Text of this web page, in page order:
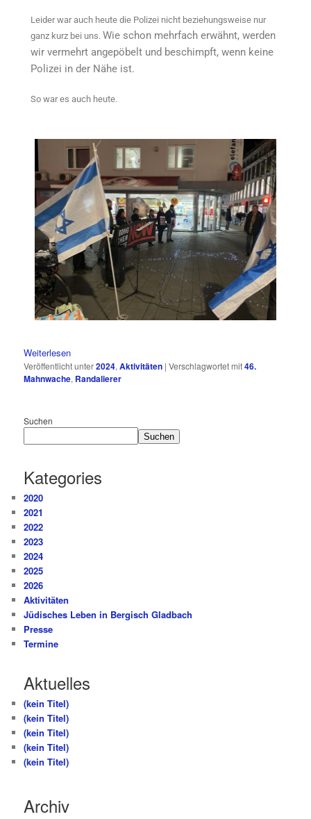
Leider war auch heute die Polizei nicht beziehungsweise nur
ganz kurz bei uns.Wie schon mehrfach erwähnt, werden
wir vermehrt angepöbelt und beschimpft, wenn keine
Polizei in der Nähe ist.
So war es auch heute.
Weiterlesen
Veröffentlicht unter2024,Aktivitäten |Verschlagwortet mit46.
Mahnwache, Randalierer
Suchen
Suchen
Kategories
2020
2021
2022
2023
2024
2025
2026
Aktivitäten
Jüdisches Leben in Bergisch Gladbach
Presse
Termine
Aktuelles
(kein Titel)
(kein Titel)
(kein Titel)
(kein Titel)
(kein Titel)
Archiv